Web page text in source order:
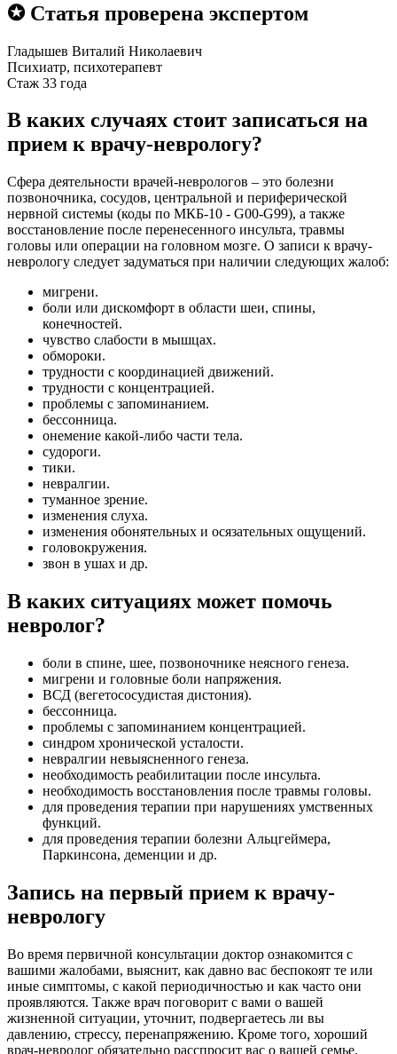
✪ Статья проверена экспертом
Гладышев Виталий Николаевич
Психиатр, психотерапевт
Стаж 33 года
В каких случаях стоит записаться на
прием к врачу-неврологу?
Сфера деятельности врачей-неврологов – это болезни
позвоночника, сосудов, центральной и периферической
нервной системы (коды по МКБ-10 - G00-G99), а также
восстановление после перенесенного инсульта, травмы
головы или операции на головном мозге. О записи к врачу-
неврологу следует задуматься при наличии следующих жалоб:
мигрени.
боли или дискомфорт в области шеи, спины,
конечностей.
чувство слабости в мышцах.
обмороки.
трудности с координацией движений.
трудности с концентрацией.
проблемы с запоминанием.
бессонница.
онемение какой-либо части тела.
судороги.
тики.
невралгии.
туманное зрение.
изменения слуха.
изменения обонятельных и осязательных ощущений.
головокружения.
звон в ушах и др.
В каких ситуациях может помочь
невролог?
боли в спине, шее, позвоночнике неясного генеза.
мигрени и головные боли напряжения.
ВСД (вегетососудистая дистония).
бессонница.
проблемы с запоминанием концентрацией.
синдром хронической усталости.
невралгии невыясненного генеза.
необходимость реабилитации после инсульта.
необходимость восстановления после травмы головы.
для проведения терапии при нарушениях умственных
функций.
для проведения терапии болезни Альцгеймера,
Паркинсона, деменции и др.
Запись на первый прием к врачу-
неврологу
Во время первичной консультации доктор ознакомится с
вашими жалобами, выяснит, как давно вас беспокоят те или
иные симптомы, с какой периодичностью и как часто они
проявляются. Также врач поговорит с вами о вашей
жизненной ситуации, уточнит, подвергаетесь ли вы
давлению, стрессу, перенапряжению. Кроме того, хороший
врач-невролог обязательно расспросит вас о вашей семье,